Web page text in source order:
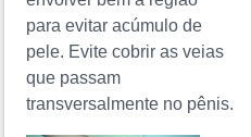
para evitar acúmulo de
pele. Evite cobrir as veias
que passam
transversalmente no pênis.